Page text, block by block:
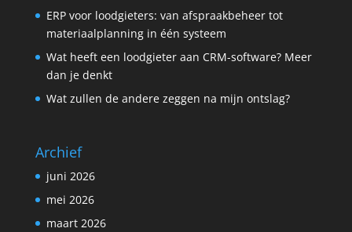
ERP voor loodgieters: van afspraakbeheer tot
materiaalplanning in één systeem
Wat heeft een loodgieter aan CRM-software? Meer
dan je denkt
Wat zullen de andere zeggen na mijn ontslag?
Archief
juni 2026
mei 2026
maart 2026